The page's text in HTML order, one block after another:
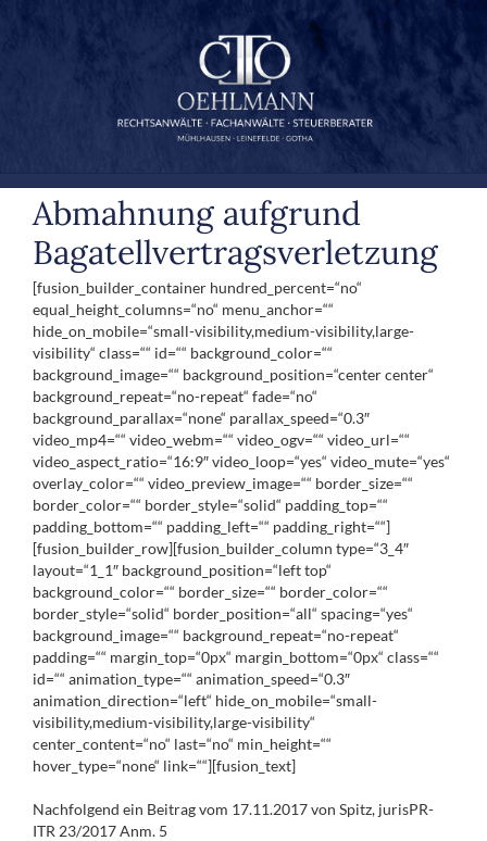
Abmahnung aufgrund
Bagatellvertragsverletzung
[fusion_builder_container hundred_percent=“no“
equal_height_columns=“no“ menu_anchor=““
hide_on_mobile=“small-visibility,medium-visibility,large-
visibility“ class=““ id=““ background_color=““
background_image=““ background_position=“center center“
background_repeat=“no-repeat“ fade=“no“
background_parallax=“none“ parallax_speed=“0.3″
video_mp4=““ video_webm=““ video_ogv=““ video_url=““
video_aspect_ratio=“16:9″ video_loop=“yes“ video_mute=“yes“
overlay_color=““ video_preview_image=““ border_size=““
border_color=““ border_style=“solid“ padding_top=““
padding_bottom=““ padding_left=““ padding_right=““]
[fusion_builder_row][fusion_builder_column type=“3_4″
layout=“1_1″ background_position=“left top“
background_color=““ border_size=““ border_color=““
border_style=“solid“ border_position=“all“ spacing=“yes“
background_image=““ background_repeat=“no-repeat“
padding=““ margin_top=“0px“ margin_bottom=“0px“ class=““
id=““ animation_type=““ animation_speed=“0.3″
animation_direction=“left“ hide_on_mobile=“small-
visibility,medium-visibility,large-visibility“
center_content=“no“ last=“no“ min_height=““
hover_type=“none“ link=““][fusion_text]
Nachfolgend ein Beitrag vom 17.11.2017 von Spitz, jurisPR-
ITR 23/2017 Anm. 5